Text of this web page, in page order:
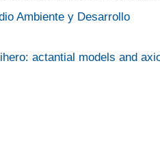
Ambiente y Desarrollo
actantial models and